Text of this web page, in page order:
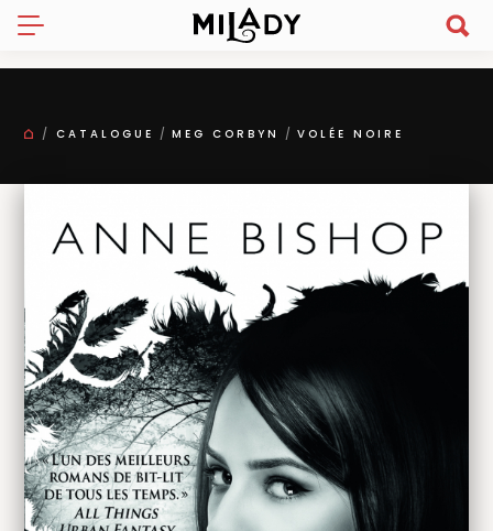
CATALOGUE MEG CORBYN VOLÉE NOIRE